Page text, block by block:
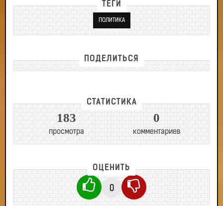
ТЕГИ
ПОЛИТИКА
ПОДЕЛИТЬСЯ
СТАТИСТИКА
183
просмотра
0
комментариев
ОЦЕНИТЬ
0